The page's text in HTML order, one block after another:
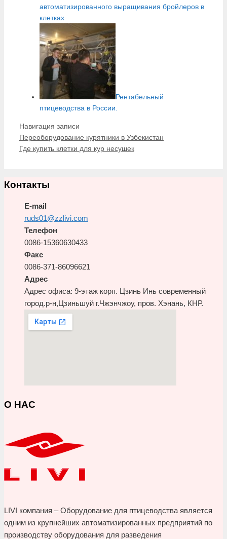
автоматизированного выращивания бройлеров в
клетках
Рентабельный
птицеводства в России.
Навигация записи
Переоборудование курятники в Узбекистан
Где купить клетки для кур несушек
Контакты
E-mail
ruds01@zzlivi.com
Телефон
0086-15360630433
Факс
0086-371-86096621
Адрес
Адрес офиса: 9-этаж корп. Цзинь Инь современный
город.р-н,Цзиньшуй г.Чжэнчжоу, пров. Хэнань, КНР.
О НАС
LIVI компания – Оборудование для птицеводства является
одним из крупнейших автоматизированных предприятий по
производству оборудования для разведения